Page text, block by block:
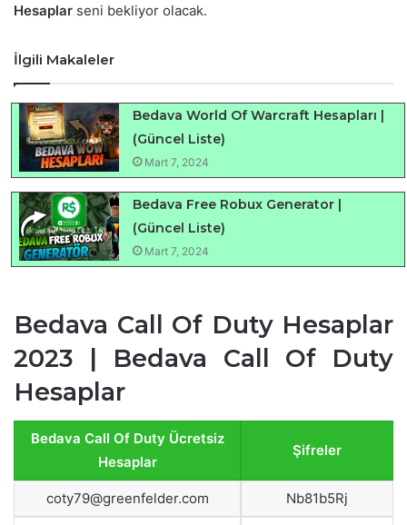
Hesaplar seni bekliyor olacak.
İlgili Makaleler
Bedava World Of Warcraft Hesapları |
(Güncel Liste)
Mart 7, 2024
Bedava Free Robux Generator |
(Güncel Liste)
Mart 7, 2024
Bedava Call Of Duty Hesaplar
2023 | Bedava Call Of Duty
Hesaplar
Bedava Call Of Duty Ücretsiz
Hesaplar
Şifreler
coty79@greenfelder.com Nb81b5Rj